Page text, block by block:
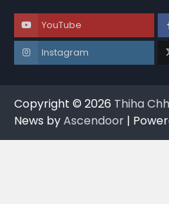
YouTube
Instagram
Copyright © 2026 Thiha
News byAscendoor |